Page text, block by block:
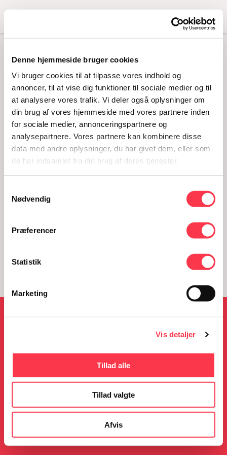
Denne hjemmeside bruger cookies
Vi bruger cookies til at tilpasse vores indhold og
annoncer, til at vise dig funktioner til sociale medier og til
at analysere vores trafik. Vi deler også oplysninger om
din brug af vores hjemmeside med vores partnere inden
for sociale medier, annonceringspartnere og
analysepartnere. Vores partnere kan kombinere disse
data med andre oplysninger, du har givet dem, eller som
de har indsamlet fra din brug af deres tjenester.
Nødvendig
Præferencer
Statistik
Marketing
Vis detaljer
Tillad alle
Tillad valgte
Afvis
Menu
KNUD HØJGAARD
knud højgaard
NYHEDER
05.08.2026
Læs mere
23.06.2026
Gratis guidede ture i
sommerferien